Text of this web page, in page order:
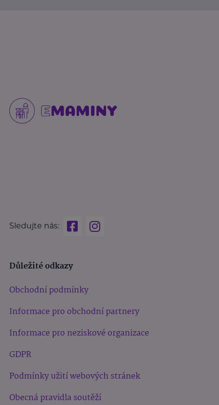
Sledujte nás:
Důležité odkazy
Obchodní podmínky
Informace pro obchodní partnery
Informace pro neziskové organizace
GDPR
Podmínky užití webových stránek
Obecná pravidla soutěží